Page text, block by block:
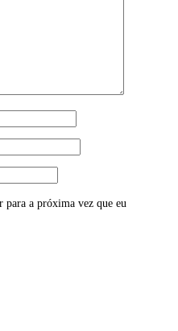
para a próxima vez que eu